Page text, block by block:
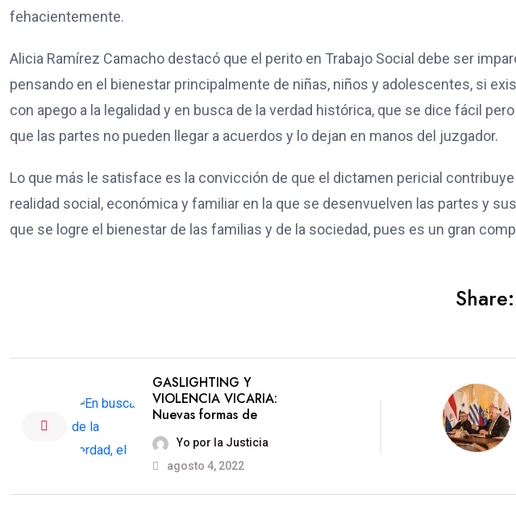
fehacientemente.
Alicia Ramírez Camacho destacó que el perito en Trabajo Social debe ser
pensando en el bienestar principalmente de niñas, niños y adolescentes, si
con apego a la legalidad y en busca de la verdad histórica, que se dice fácil
que las partes no pueden llegar a acuerdos y lo dejan en manos del juzgador.
Lo que más le satisface es la convicción de que el dictamen pericial
realidad social, económica y familiar en la que se desenvuelven las partes y
que se logre el bienestar de las familias y de la sociedad, pues es un gran
Share:
GASLIGHTING Y
VIOLENCIA VICARIA:
Nuevas formas de
Yo por la Justicia
agosto 4, 2022